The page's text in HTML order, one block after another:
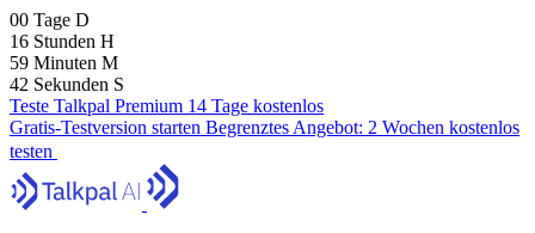
00 Tage D
16 Stunden H
59 Minuten M
41 Sekunden S
Teste Talkpal Premium 14 Tage kostenlos
Gratis-Testversion starten Begrenztes Angebot: 2 Wochen kostenlos
testen